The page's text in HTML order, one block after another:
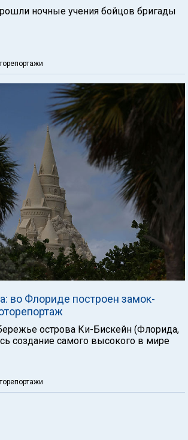
ночные учения бойцов бригады
во Флориде построен замок-
острова Ки-Бискейн (Флорида,
создание самого высокого в мире